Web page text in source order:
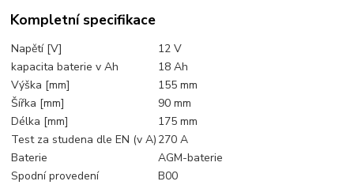
Kompletní specifikace
Napětí [V]
12 V
kapacita baterie v Ah
18 Ah
Výška [mm]
155 mm
Šířka [mm]
90 mm
Délka [mm]
175 mm
Test za studena dle EN (v A) 270 A
Baterie
AGM-baterie
Spodní provedení
B00